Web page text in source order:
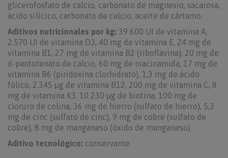
glicerofosfato de calcio, carbonato de magnesio, sacarosa,
ácido silícico, carbonato de calcio, aceite de cártamo.
Aditivos nutricionales por kg: 39 600 UI de vitamina A,
2.570 UI de vitamina D3, 40 mg de vitamina E, 24 mg de
vitamina B1, 27 mg de vitamina B2 (riboflavina), 20 mg de
d-pantotenato de calcio, 60 mg de niacinamida, 17 mg de
vitamina B6 (piridoxina clorhidrato), 1,3 mg de ácido
fólico, 2.345 μg de vitamina B12, 200 mg de vitamina C, 8
mg de vitamina K3, 10 230 μg de biotina, 100 mg de
cloruro de colina, 36 mg de hierro (sulfato de hierro), 5,3
mg de cinc (sulfato de cinc), 9 mg de cobre (sulfato de
cobre), 8 mg de manganeso (óxido de manganeso)
Aditivo tecnológico: conservante